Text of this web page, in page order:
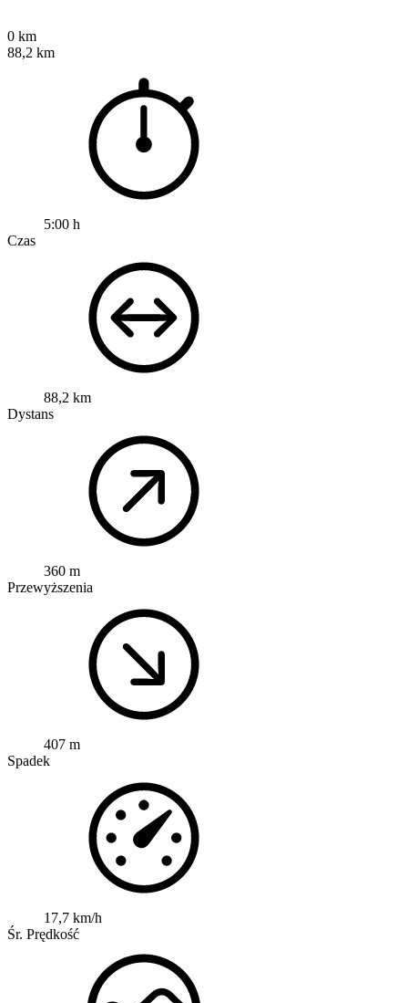
0 km
88,2 km
5:00 h
Czas
88,2 km
Dystans
360 m
Przewyższenia
407 m
Spadek
17,7 km/h
Śr. Prędkość